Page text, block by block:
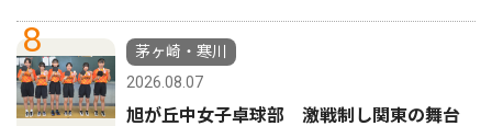
8
茅ヶ崎・寒川
2026.08.07
旭が丘中女子卓球部 激戦制し関東の舞台